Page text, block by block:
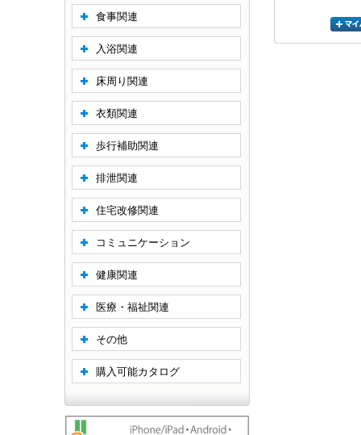
食事関連
入浴関連
床周り関連
衣類関連
歩行補助関連
排泄関連
住宅改修関連
コミュニケーション
健康関連
医療・福祉関連
その他
購入可能カタログ